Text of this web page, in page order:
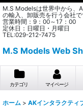
M.S Modelsは世界中から、
の輸入、卸販売を行う会社で
営業時間：9：00～17：00
定休日：日曜日・月曜日
TEL:029-212-7475
M.S Models Web
カテゴリ マイページ
ホーム > AKインタラクティ